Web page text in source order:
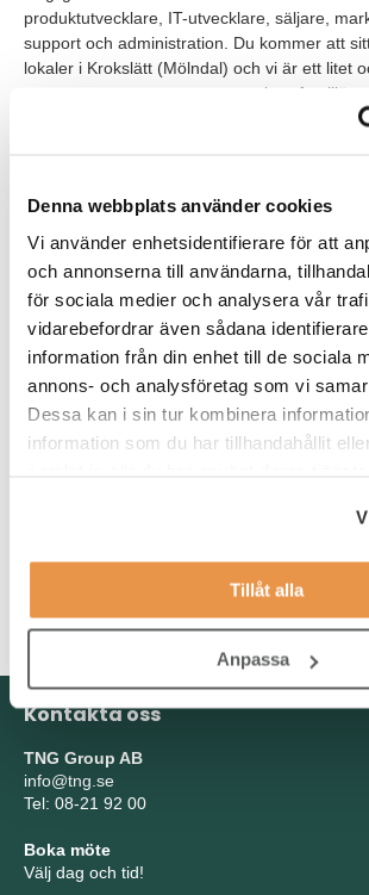
Denna webbplats använder cookies
Vi använder enhetsidentifierare för att
och annonserna till användarna,
för sociala medier och analysera vår
vidarebefordrar även sådana
information från din enhet till de sociala
annons- och analysföretag som vi
Dessa kan i sin tur kombinera
information som du har tillhandahållit
Tillåt alla
Anpassa
produktutvecklare, IT-utvecklare, säljare,
support och administration. Du kommer att
lokaler i Krokslätt (Mölndal) och vi är ett litet
sammansvetsats team som upplevs familjärt.
Business Support av teknisk karaktär. Den
bestå av frågor gällande nätverk, IT, kamera
du dessutom erfarenhet från lantbruksmiljö
lantbruksprodukter är det mycket
Du trivs med att jobba självständigt och agera
har även förmågan att skapa struktur och
processer som leder till ett effektivt arbete.
Som person är du strukturerad, driven och
många olika situationer och arbetsuppgifter.
Arbetet innebär kontakt med utländska
samarbetspartnerns, därför är det viktigt att
engelska men även Tyska eller Franska är
Kontakta oss
TNG Group AB
info@tng.se
Tel: 08-21 92 00
Boka möte
Välj dag och tid!